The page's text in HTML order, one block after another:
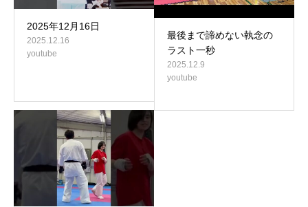
2025年12月16日
2025.12.16
youtube
最後まで諦めない執念の
ラスト一秒
2025.12.9
youtube